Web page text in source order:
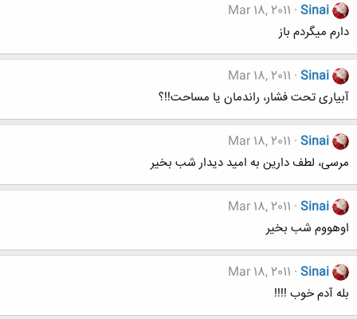
Sinai
Mar 18, 2011
دارم میگردم باز
Sinai
Mar 18, 2011
آبیاری تحت فشار، راندمان یا مساحت!!؟
Sinai
Mar 18, 2011
مرسی، لطف دارین به امید دیدار شب بخیر
Sinai
Mar 18, 2011
اوهووم شب بخیر
Sinai
Mar 18, 2011
بله آدم خوب !!!!